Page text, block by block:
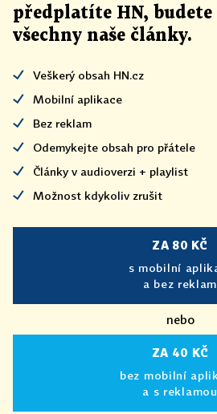
předplatíte HN, budete
všechny naše články.
Veškerý obsah HN.cz
Mobilní aplikace
Bez reklam
Odemykejte obsah pro přátele
Články v audioverzi + playlist
Možnost kdykoliv zrušit
ZA 80 KČ
s mobilní
a bez reklam
nebo
ZA 40 KČ
bez mobilní
a s reklamou